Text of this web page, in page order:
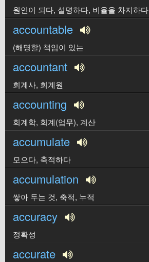
원인이 되다, 설명하다, 비율을 차지하다
accountable
(해명할) 책임이 있는
accountant
회계사, 회계원
accounting
회계학, 회계(업무), 계산
accumulate
모으다, 축적하다
accumulation
쌓아 두는 것, 축적, 누적
accuracy
정확성
accurate